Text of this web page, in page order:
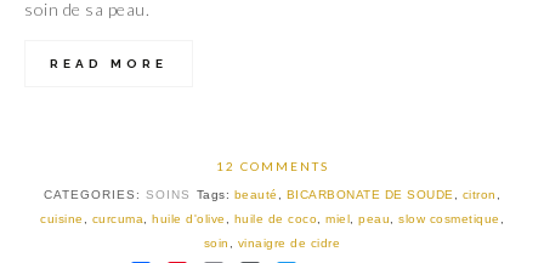
soin de sa peau.
READ MORE
12 COMMENTS
CATEGORIES: SOINS Tags: beauté BICARBONATE DE SOUDE citron
cuisine
curcuma huile d'olive huile de coco miel peau slow cosmetique
soin
vinaigre de cidre